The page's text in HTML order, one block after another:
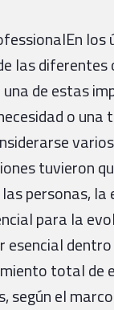
las diferentes
de estas
o
tuvieron
personas,
para la
esencial
total de
según el